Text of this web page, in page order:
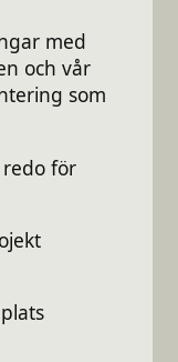
med
och vår
som
för